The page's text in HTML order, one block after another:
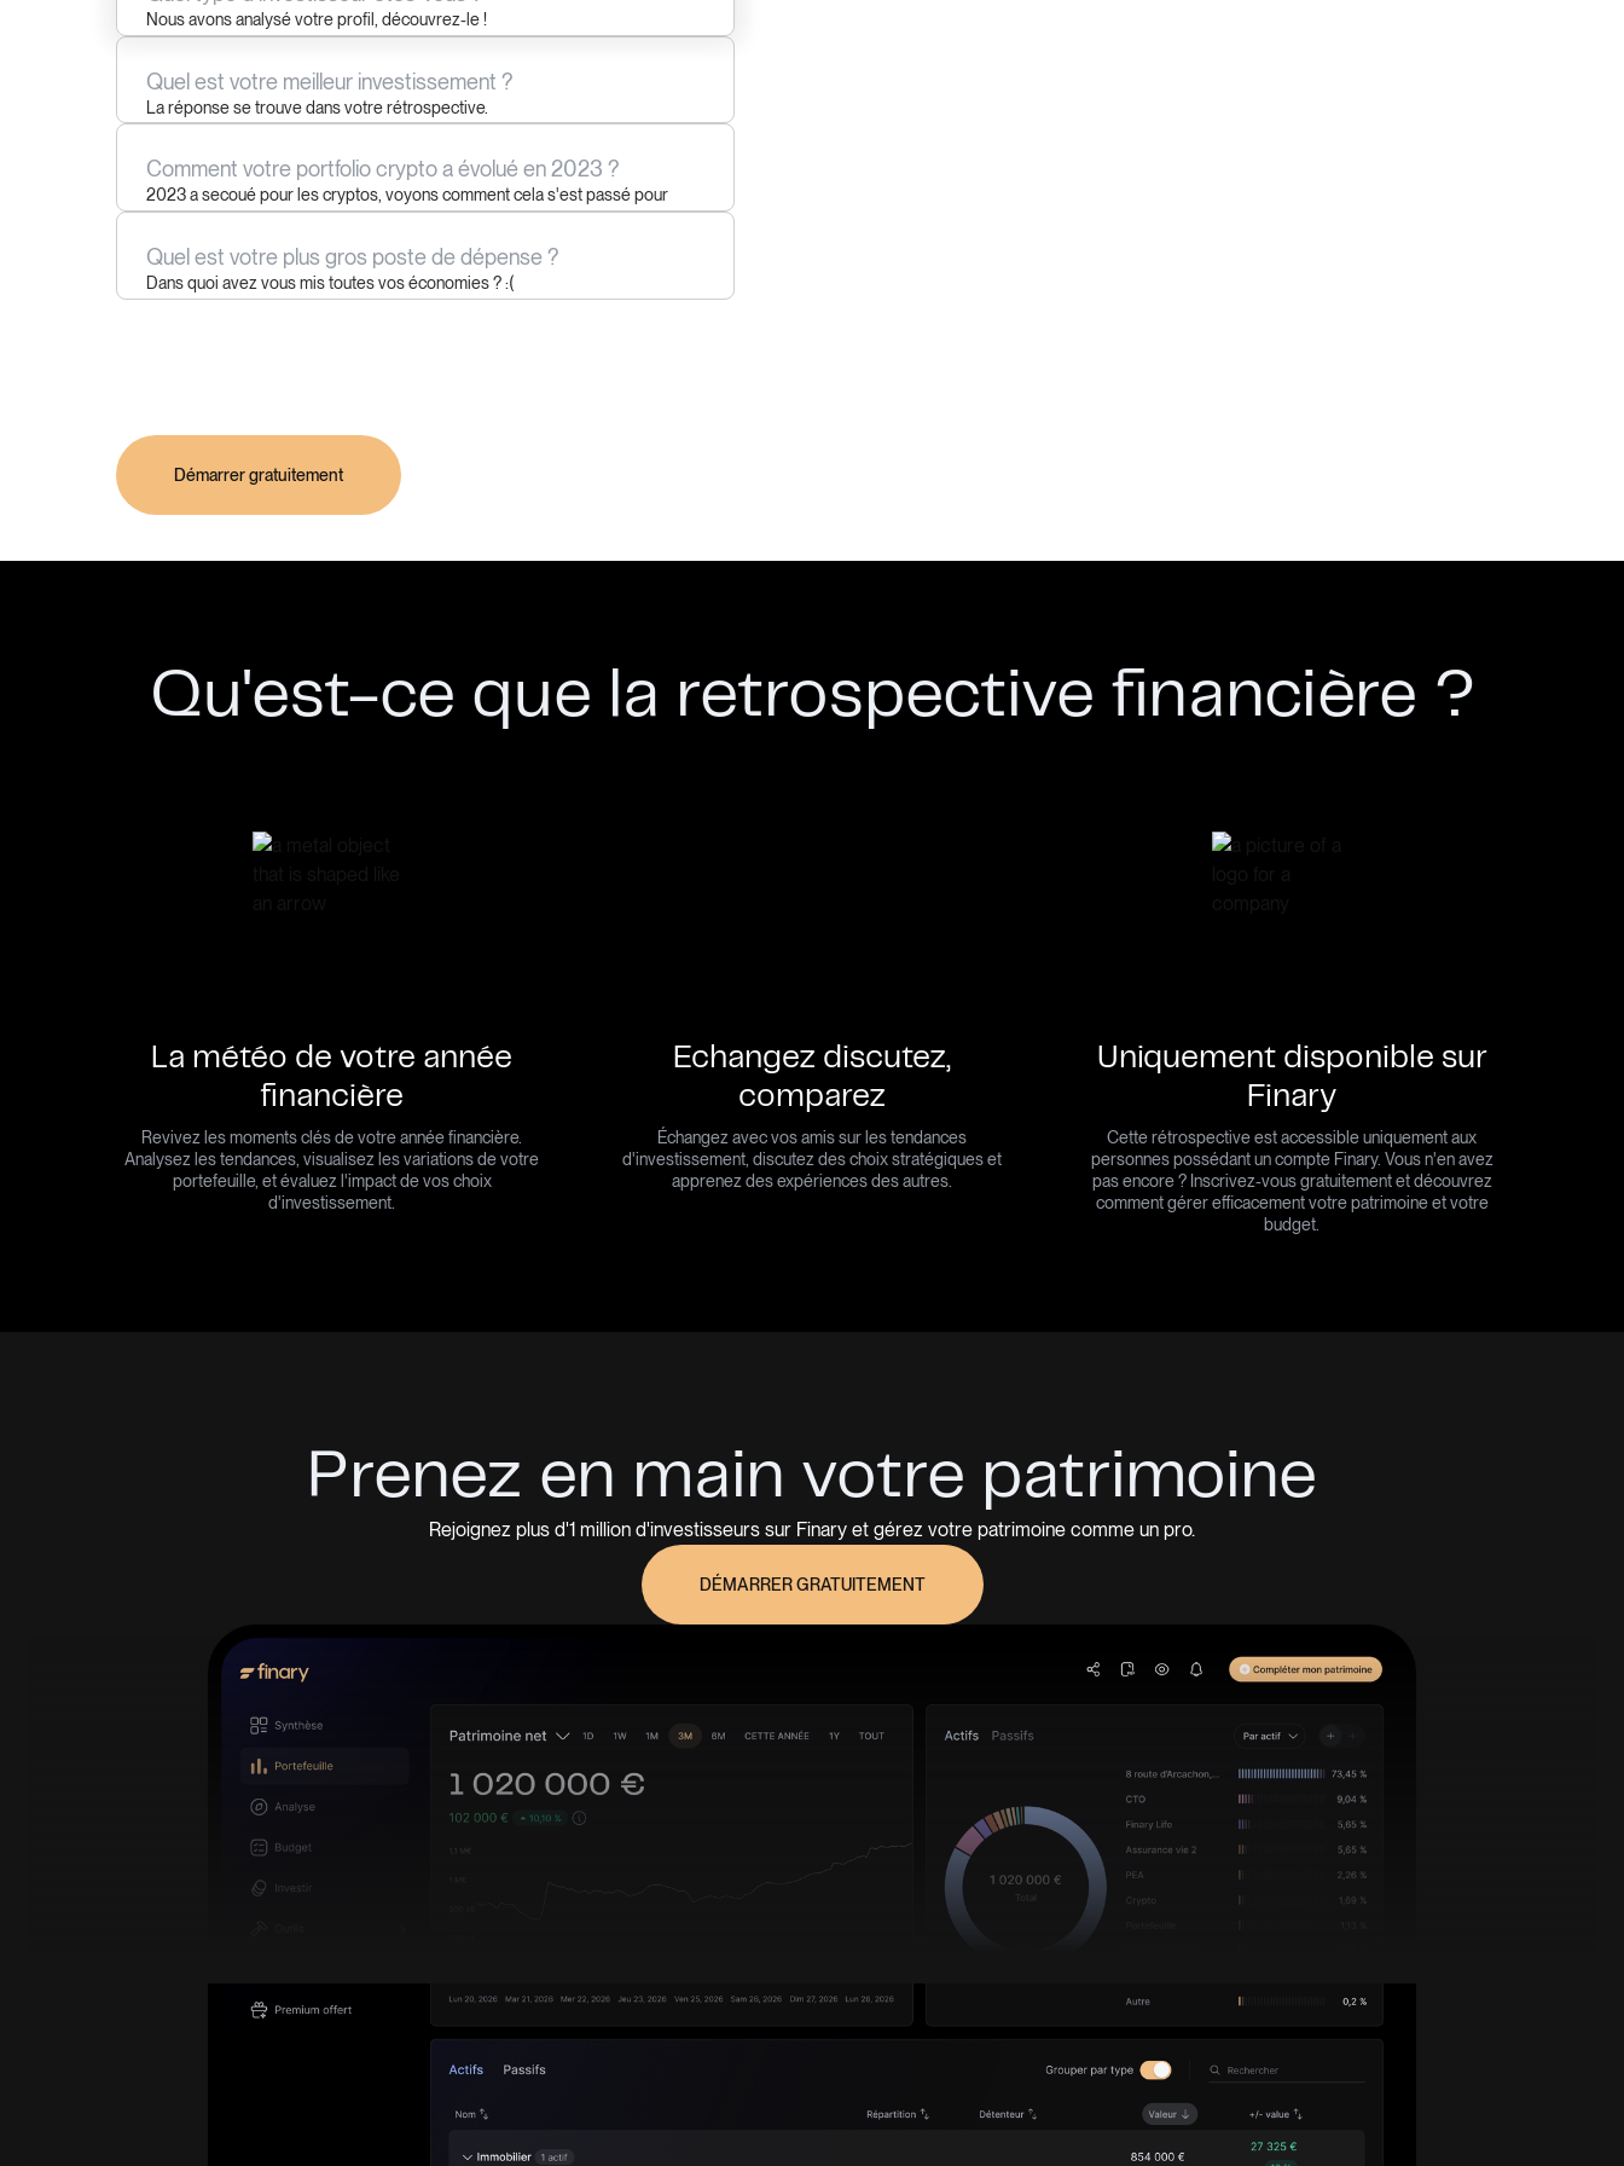
Nous avons analysé votre profil, découvrez-le !
Quel est votre meilleur investissement ?
La réponse se trouve dans votre rétrospective.
Comment votre portfolio crypto a évolué en 2023 ?
2023 a secoué pour les cryptos, voyons comment cela s'est passé pour
vous.
Quel est votre plus gros poste de dépense ?
Dans quoi avez vous mis toutes vos économies ? :(
Démarrer gratuitement
Qu'est-ce que la retrospective financière ?
La météo de votre année
financière
Revivez les moments clés de votre année financière.
Analysez les tendances, visualisez les variations de votre
portefeuille, et évaluez l'impact de vos choix
d'investissement.
Echangez discutez,
comparez
Échangez avec vos amis sur les tendances
d'investissement, discutez des choix stratégiques et
apprenez des expériences des autres.
Uniquement disponible sur
Finary
Cette rétrospective est accessible uniquement aux
personnes possédant un compte Finary. Vous n'en avez
pas encore ? Inscrivez-vous gratuitement et découvrez
comment gérer efficacement votre patrimoine et votre
budget.
Prenez en main votre patrimoine
Rejoignez plus d'1 million d'investisseurs sur Finary et gérez votre patrimoine comme un pro.
DÉMARRER GRATUITEMENT